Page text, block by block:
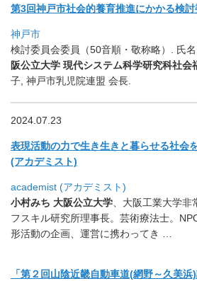
第3回神戸市社会的養育推進にかかる検
神戸市
検討委員会委員（50音順・敬称略）. 氏名
阪公立大学 現代システム科学研究科社会
子, 神戸市乳児院連盟 会長.
2024.07.23
表現活動の力で生き生きと暮らせる社会
(アカデミスト)
academist (アカデミスト)
小村みち 大阪公立大学、大阪工業大学非
フスキル研究所理事長。芸術療法士。
形活動の企画、運営に携わってき …
「第２回山陰近畿自動車道(網野～久美浜